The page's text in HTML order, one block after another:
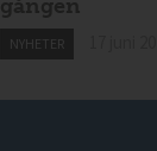
gången
NYHETER